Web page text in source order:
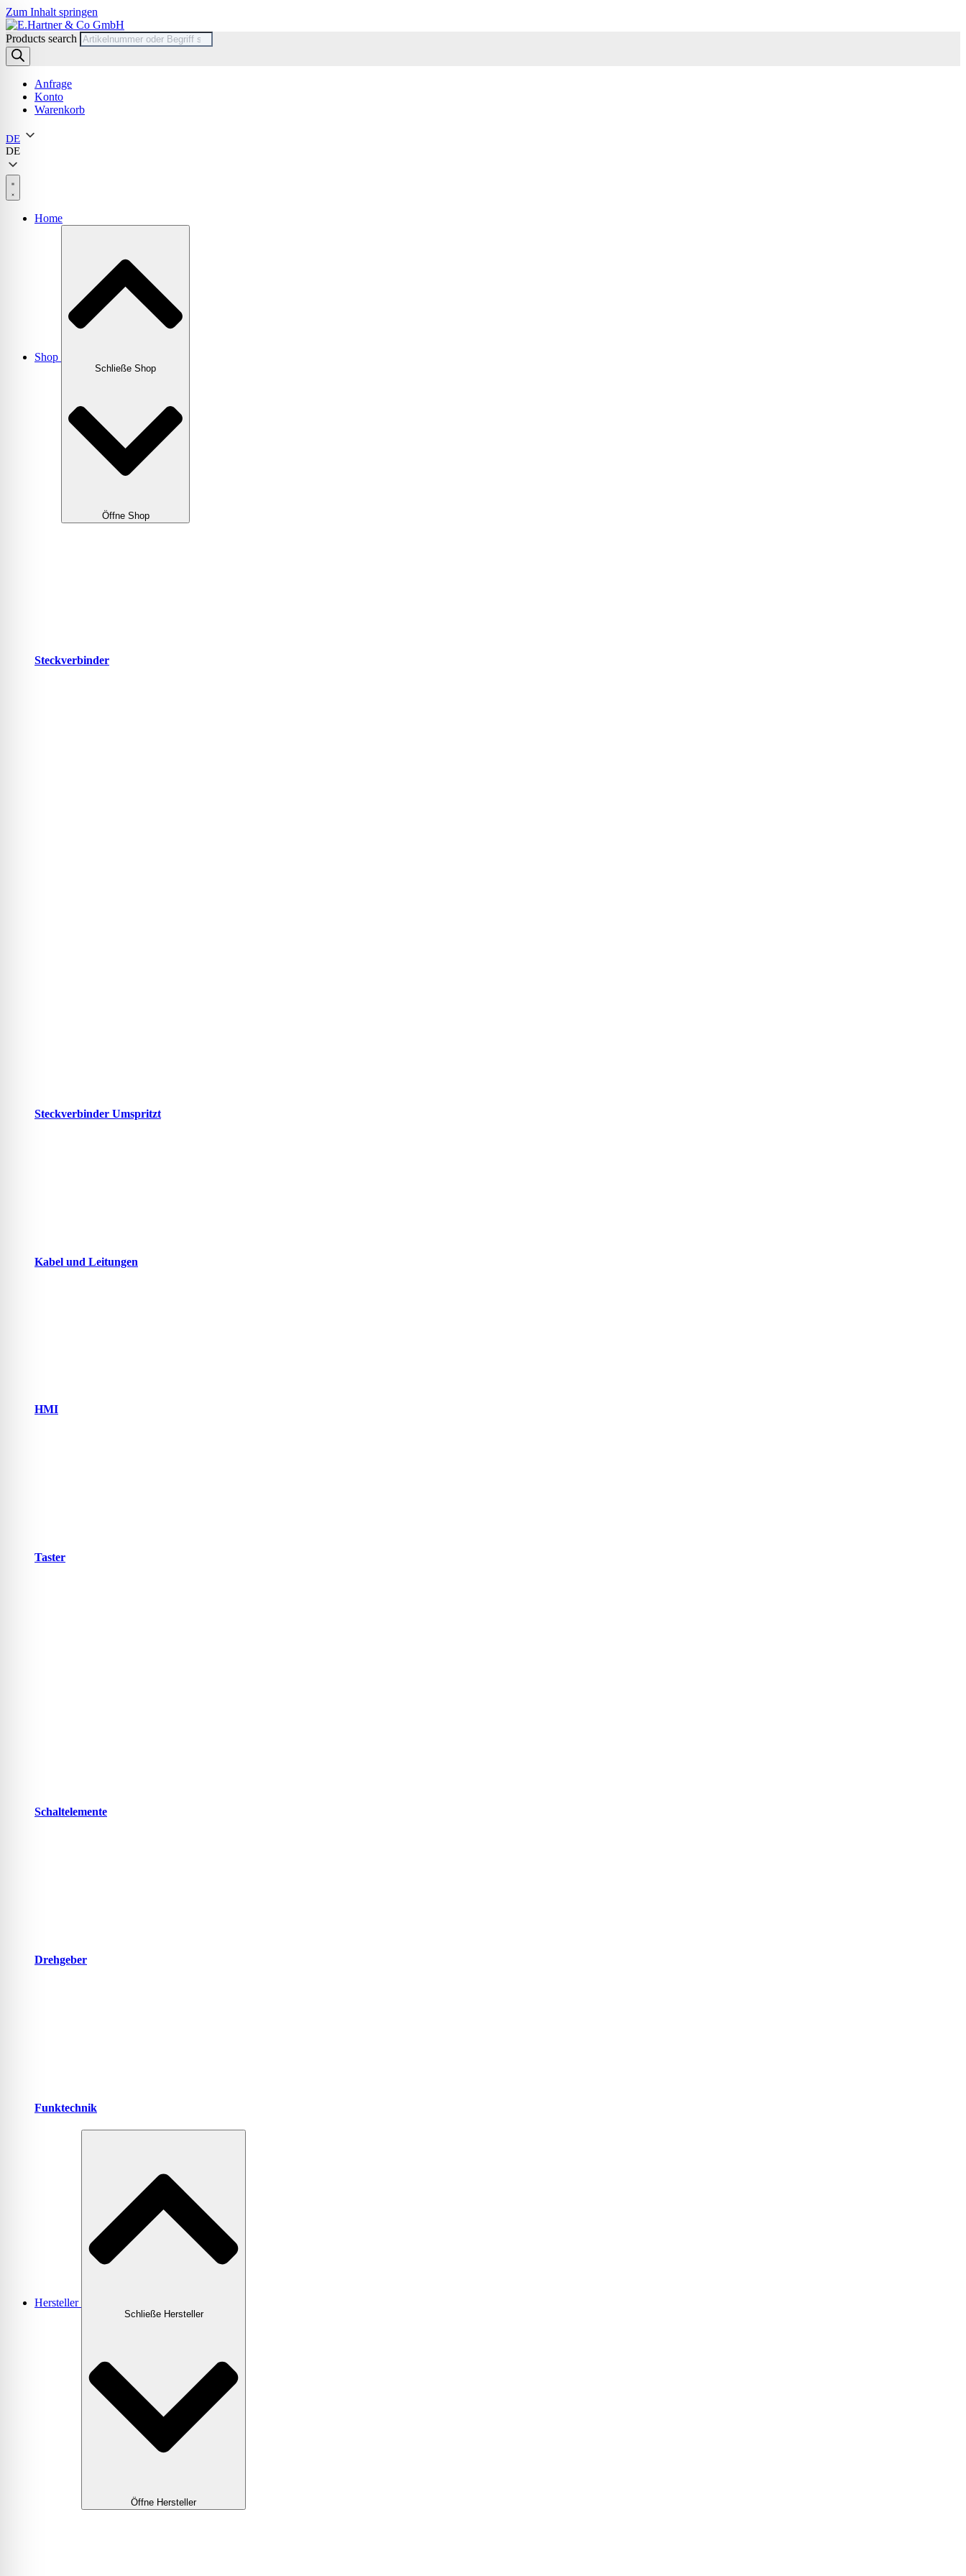
Zum Inhalt springen
Products search
Anfrage
Konto
Warenkorb
DE
DE
Home
Shop
Schließe Shop
Öffne Shop
Steckverbinder
Steckverbinder Umspritzt
Kabel und Leitungen
HMI
Taster
Schaltelemente
Drehgeber
Funktechnik
Hersteller
Schließe Hersteller
Öffne Hersteller